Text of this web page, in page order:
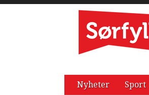
Nyheter Sport